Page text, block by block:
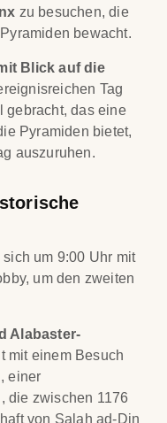
zu besuchen, die
bewacht.
Blick auf die
Tag
gebracht, das eine
Pyramiden bietet,
auszuruhen.
um 9:00 Uhr mit
um den zweiten
Alabaster-
mit einem Besuch
, einer
die zwischen 1176
von Salah ad-Din